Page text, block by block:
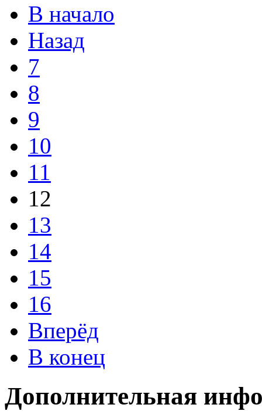
В начало
Назад
7
8
9
10
11
12
13
14
15
16
Вперёд
В конец
Дополнительная